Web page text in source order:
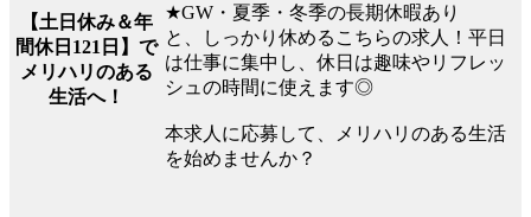
【土日休み＆年
間休日121日】で
メリハリのある
生活へ！
★GW・夏季・冬季の長期休暇あり
と、しっかり休めるこちらの求人！平日
は仕事に集中し、休日は趣味やリフレッ
シュの時間に使えます◎
本求人に応募して、メリハリのある生活
を始めませんか？